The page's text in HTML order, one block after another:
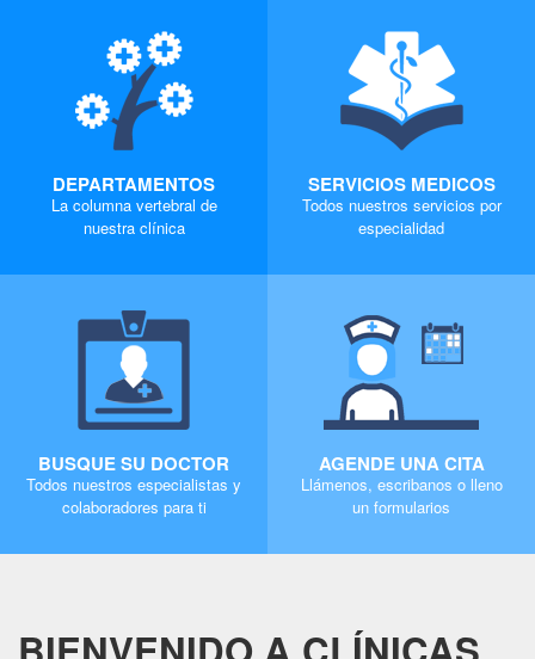
DEPARTAMENTOS
La columna vertebral de
nuestra clínica
SERVICIOS MEDICOS
Todos nuestros servicios por
especialidad
BUSQUE SU DOCTOR
Todos nuestros especialistas y
colaboradores para ti
AGENDE UNA CITA
Llámenos, escribanos o lleno
un formularios